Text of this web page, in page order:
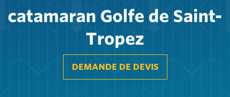
catamaran Golfe de Saint-
Tropez
DEMANDE DE DEVIS